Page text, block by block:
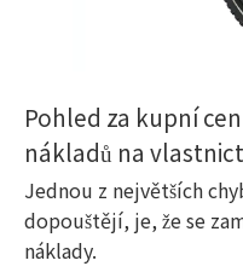
Pohled za kupní
nákladů na
Jednou z největších
dopouštějí, je, že se
náklady.